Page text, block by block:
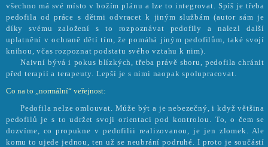
všechno má své místo v božím plánu a lze to integrovat. Spíš je třeba
pedofila od práce s dětmi odvracet k jiným službám (autor sám je
díky svému založení s to rozpoznávat pedofily a nalezl další
uplatnění v ochraně dětí tím, že pomáhá jiným pedofilům, také svojí
knihou, včas rozpoznat podstatu svého vztahu k nim).
Naivní bývá i pokus blízkých, třeba právě sboru, pedofila chránit
před terapií a terapeuty. Lepší je s nimi naopak spolupracovat.
Co na to „normální“ veřejnost:
Pedofila nelze omlouvat. Může být a je nebezečný, i když většina
pedofilů je s to udržet svoji orientaci pod kontrolou. To, o čem se
dozvíme, co propukne v pedofilii realizovanou, je jen zlomek. Ale
komu to ujede jednou, ten už se neubrání podruhé. I proto je součástí